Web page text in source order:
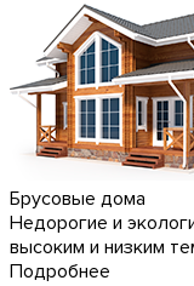
Брусовые дома
Недорогие и
высоким и низким
Подробнее